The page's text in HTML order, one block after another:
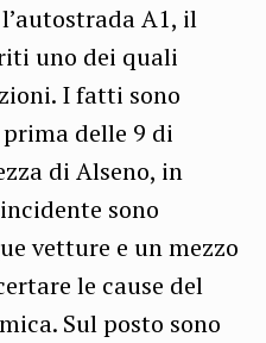
A1, il
uno dei quali
I fatti sono
delle 9 di
di Alseno, in
sono
vetture e un mezzo
le cause del
Sul posto sono